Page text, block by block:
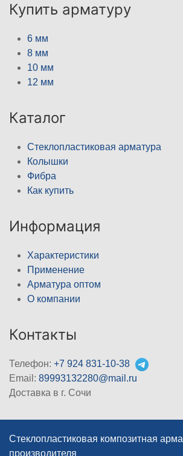
Купить арматуру
6 мм
8 мм
10 мм
12 мм
Каталог
Стеклопластиковая арматура
Колышки
Фибра
Как купить
Информация
Характеристики
Применение
Арматура оптом
О компании
Контакты
Телефон: +7 924 831-10-38
Email: 89993132280@mail.ru
Доставка в г. Сочи
Стеклопластиковая композитная
производителя